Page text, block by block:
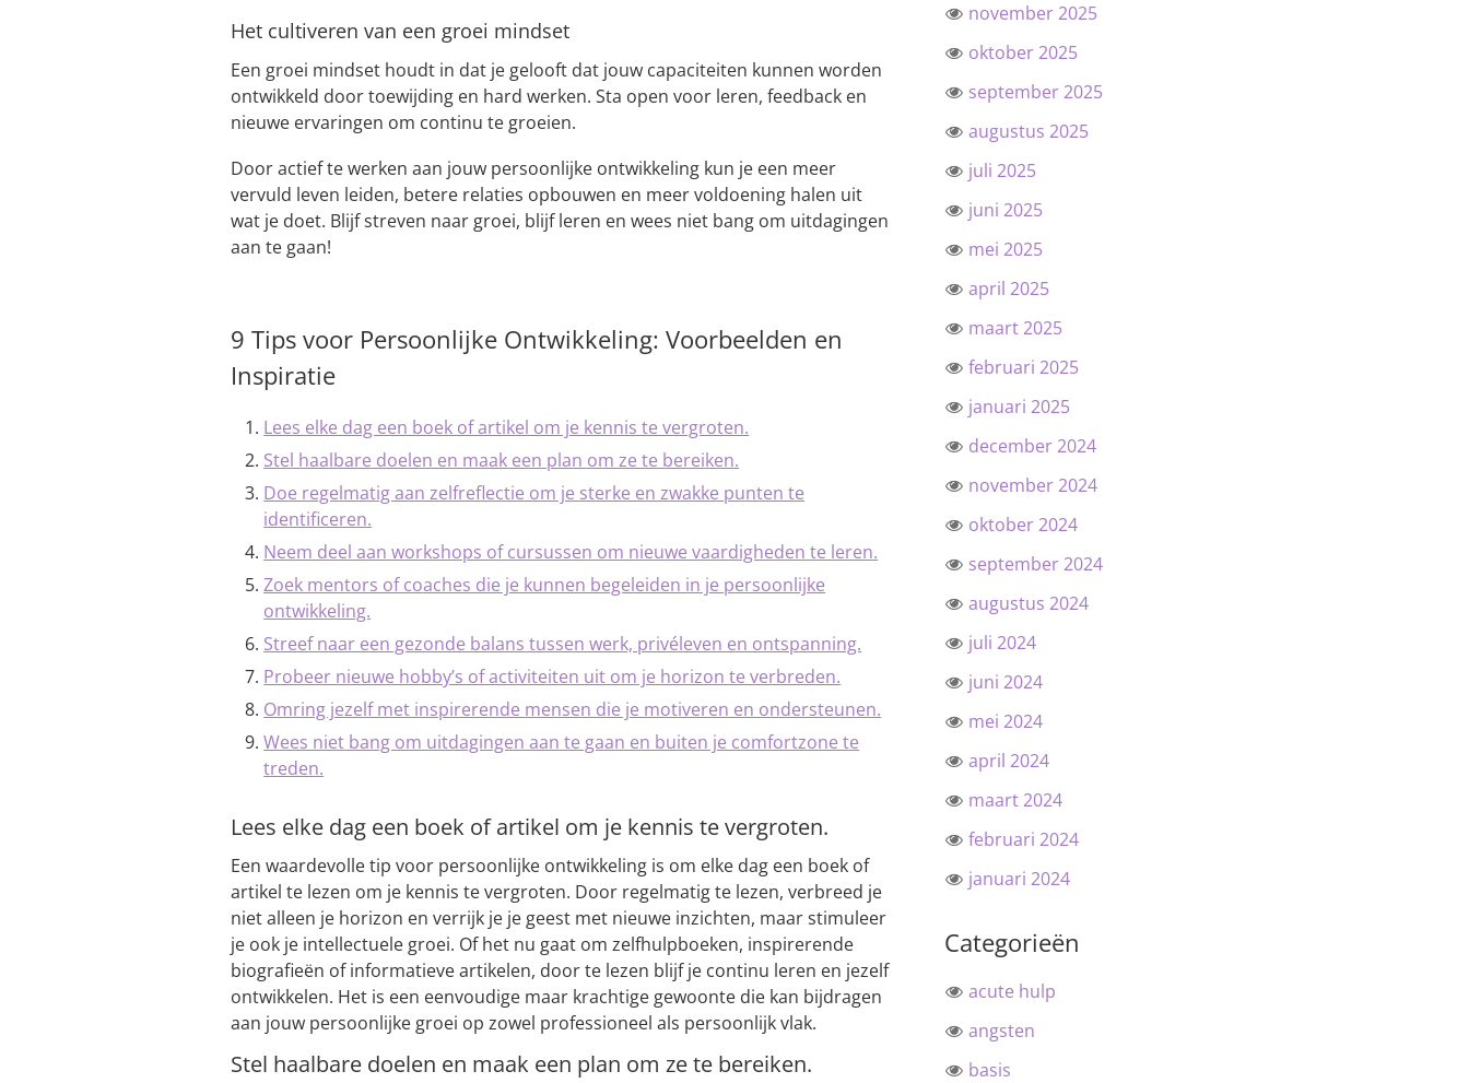
Het cultiveren van een groei mindset
Een groei mindset houdt in dat je gelooft dat jouw capaciteiten kunnen worden
ontwikkeld door toewijding en hard werken. Sta open voor leren, feedback en
nieuwe ervaringen om continu te groeien.
Door actief te werken aan jouw persoonlijke ontwikkeling kun je een meer
vervuld leven leiden, betere relaties opbouwen en meer voldoening halen uit
wat je doet. Blijf streven naar groei, blijf leren en wees niet bang om uitdagingen
aan te gaan!
9 Tips voor Persoonlijke Ontwikkeling: Voorbeelden en
Inspiratie
Lees elke dag een boek of artikel om je kennis te vergroten.
Stel haalbare doelen en maak een plan om ze te bereiken.
Doe regelmatig aan zelfreflectie om je sterke en zwakke punten te
identificeren.
Neem deel aan workshops of cursussen om nieuwe vaardigheden te leren.
Zoek mentors of coaches die je kunnen begeleiden in je persoonlijke
ontwikkeling.
Streef naar een gezonde balans tussen werk, privéleven en ontspanning.
Probeer nieuwe hobby’s of activiteiten uit om je horizon te verbreden.
Omring jezelf met inspirerende mensen die je motiveren en ondersteunen.
Wees niet bang om uitdagingen aan te gaan en buiten je comfortzone te
treden.
Lees elke dag een boek of artikel om je kennis te vergroten.
Een waardevolle tip voor persoonlijke ontwikkeling is om elke dag een boek of
artikel te lezen om je kennis te vergroten. Door regelmatig te lezen, verbreed je
niet alleen je horizon en verrijk je je geest met nieuwe inzichten, maar stimuleer
je ook je intellectuele groei. Of het nu gaat om zelfhulpboeken, inspirerende
biografieën of informatieve artikelen, door te lezen blijf je continu leren en jezelf
ontwikkelen. Het is een eenvoudige maar krachtige gewoonte die kan bijdragen
aan jouw persoonlijke groei op zowel professioneel als persoonlijk vlak.
Stel haalbare doelen en maak een plan om ze te bereiken.
november 2025
oktober 2025
september 2025
augustus 2025
juli 2025
juni 2025
mei 2025
april 2025
maart 2025
februari 2025
januari 2025
december 2024
november 2024
oktober 2024
september 2024
augustus 2024
juli 2024
juni 2024
mei 2024
april 2024
maart 2024
februari 2024
januari 2024
Categorieën
acute hulp
angsten
basis